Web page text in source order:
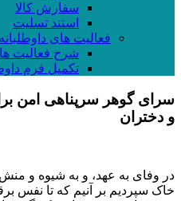
سفارش کالا
استند تسلیت
فعالیت های داوطلبانه
شرح فعالیت ها
تکمیل فرم
سرای گوهر سرپناهی امن
و دختران
در وفای به عهد، و به شیوه و
خاک سپردیم بر آنیم که تا نفس